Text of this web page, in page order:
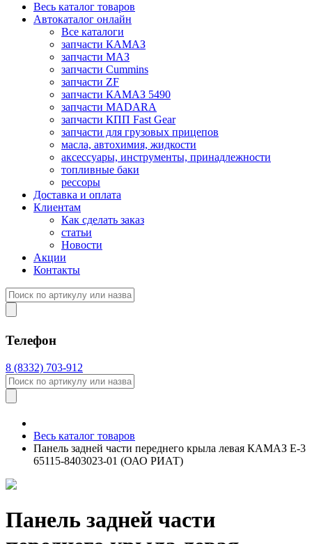
Весь каталог товаров
Автокаталог онлайн
Все каталоги
запчасти КАМАЗ
запчасти МАЗ
запчасти Cummins
запчасти ZF
запчасти КАМАЗ 5490
запчасти MADARA
запчасти КПП Fast Gear
запчасти для грузовых прицепов
масла, автохимия, жидкости
аксессуары, инструменты, принадлежности
топливные баки
рессоры
Доставка и оплата
Клиентам
Как сделать заказ
статьи
Новости
Акции
Контакты
Телефон
8 (8332) 703-912
Весь каталог товаров
Панель задней части переднего крыла левая КАМАЗ Е-3
65115-8403023-01 (ОАО РИАТ)
Панель задней части